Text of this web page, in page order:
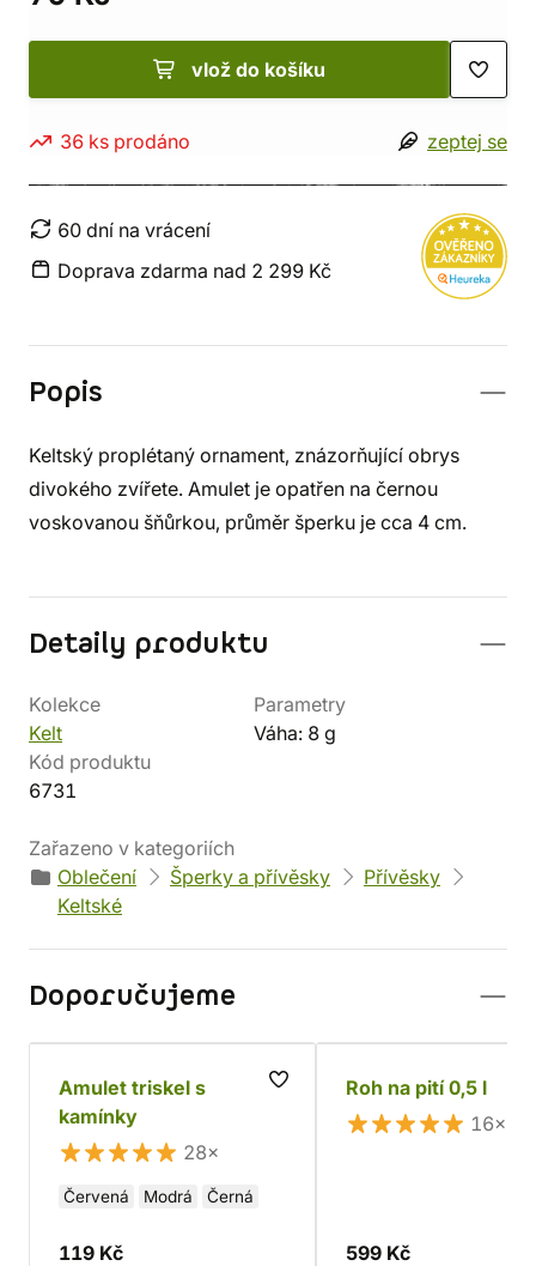
vlož do košíku
36 ks prodáno zeptej se
60 dní na vrácení
Doprava zdarma nad 2 299 Kč
Popis
Keltský proplétaný ornament, znázorňující obrys
divokého zvířete. Amulet je opatřen na černou
voskovanou šňůrkou, průměr šperku je cca 4 cm.
Detaily produktu
Kolekce
Kelt
Parametry
Váha: 8 g
Kód produktu
6731
Zařazeno v kategoriích
Oblečení
Šperky a přívěsky
Přívěsky
Keltské
Doporučujeme
Amulet triskel s
kamínky
28×
Červená Modrá Černá
119 Kč
Roh na pití 0,5 l
16×
599 Kč